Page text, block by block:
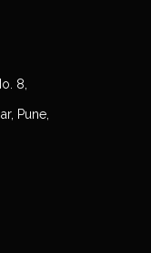
8,
Pune,